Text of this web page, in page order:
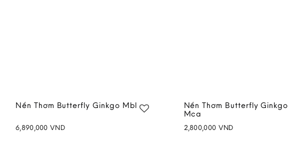
Nến Thơm Butterfly Ginkgo Mbl
6,890,000 VND
Nến Thơm Butterfly Ginkgo
Mca
2,800,000 VND